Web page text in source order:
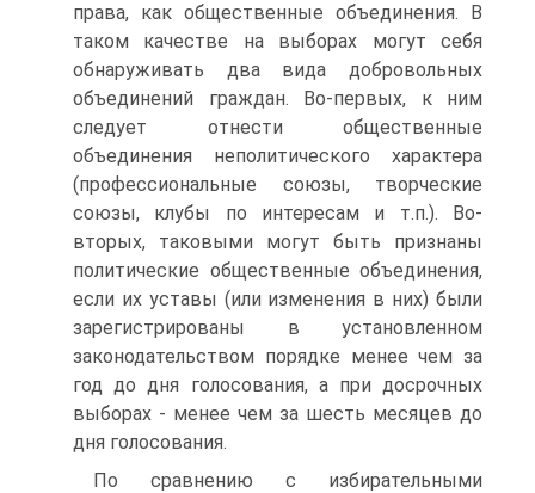
права, как общественные объединения. В
таком качестве на выборах могут себя
обнаруживать два вида добровольных
объединений граждан. Во-первых, к ним
следует отнести общественные
объединения неполитического характера
(профессиональные союзы, творческие
союзы, клубы по интересам и т.п.). Во-
вторых, таковыми могут быть признаны
политические общественные объединения,
если их уставы (или изменения в них) были
зарегистрированы в установленном
законодательством порядке менее чем за
год до дня голосования, а при досрочных
выборах - менее чем за шесть месяцев до
дня голосования.
По сравнению с избирательными